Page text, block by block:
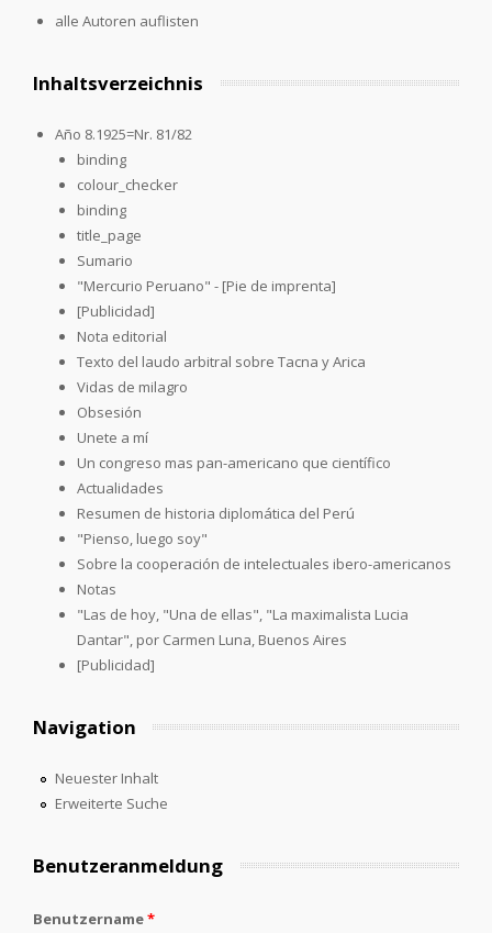
alle Autoren auflisten
Inhaltsverzeichnis
Año 8.1925=Nr. 81/82
binding
colour_checker
binding
title_page
Sumario
"Mercurio Peruano" - [Pie de imprenta]
[Publicidad]
Nota editorial
Texto del laudo arbitral sobre Tacna y Arica
Vidas de milagro
Obsesión
Unete a mí
Un congreso mas pan-americano que científico
Actualidades
Resumen de historia diplomática del Perú
"Pienso, luego soy"
Sobre la cooperación de intelectuales ibero-americanos
Notas
"Las de hoy, "Una de ellas", "La maximalista Lucia
Dantar", por Carmen Luna, Buenos Aires
[Publicidad]
Navigation
Neuester Inhalt
Erweiterte Suche
Benutzeranmeldung
Benutzername*